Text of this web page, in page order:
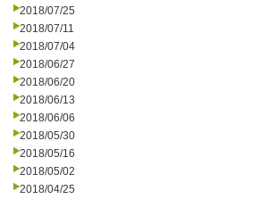
2018/07/25
2018/07/11
2018/07/04
2018/06/27
2018/06/20
2018/06/13
2018/06/06
2018/05/30
2018/05/16
2018/05/02
2018/04/25